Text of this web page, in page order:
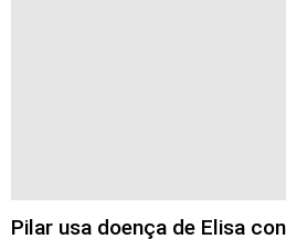
Pilar usa doença de Elisa